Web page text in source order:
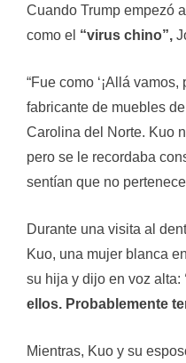
Cuando Trump empezó
como el “virus chino”,
“Fue como ‘¡Allá vamos,
fabricante de muebles
Carolina del Norte. Kuo
pero se le recordaba
sentían que no
Durante una visita al
Kuo, una mujer blanca
su hija y dijo en voz alta:
ellos. Probablemente
Mientras, Kuo y su